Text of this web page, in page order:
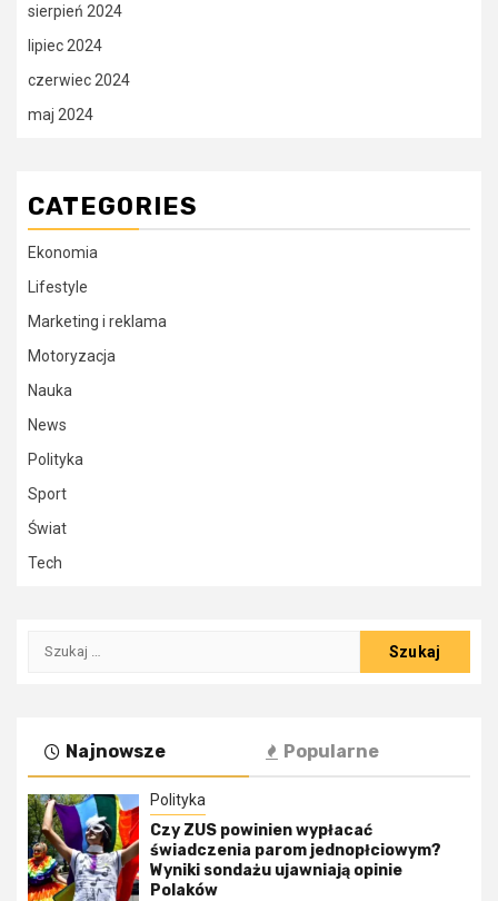
sierpień 2024
lipiec 2024
czerwiec 2024
maj 2024
CATEGORIES
Ekonomia
Lifestyle
Marketing i reklama
Motoryzacja
Nauka
News
Polityka
Sport
Świat
Tech
Szukaj:
Najnowsze Popularne
Polityka
Czy ZUS powinien wypłacać
świadczenia parom jednopłciowym?
Wyniki sondażu ujawniają opinie
Polaków